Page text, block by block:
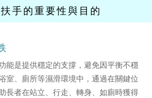
手的重要性與目的
是提供穩定的支撐，避免因平衡不穩
室、廁所等濕滑環境中，通過在關鍵位
長者在站立、行走、轉身、如廁時獲得